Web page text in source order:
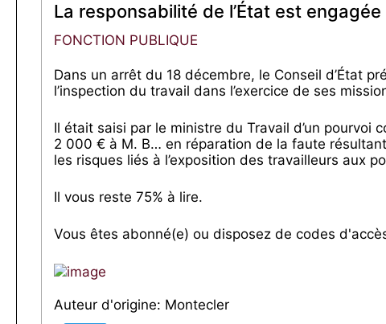
La responsabilité de l’État est
FONCTION PUBLIQUE
Dans un arrêt du 18 décembre, le Conseil d’État
l’inspection du travail dans l’exercice de ses
Il était saisi par le ministre du Travail d’un pourvoi
2 000 € à M. B… en réparation de la faute
les risques liés à l’exposition des travailleurs aux
Il vous reste 75% à lire.
Vous êtes abonné(e) ou disposez de codes
Auteur d'origine: Montecler